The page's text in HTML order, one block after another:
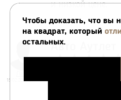
и низкой цене.
15.02.2024 00:11
Авто Аутлет
Чтобы доказать, что вы
на квадрат, который
остальных.